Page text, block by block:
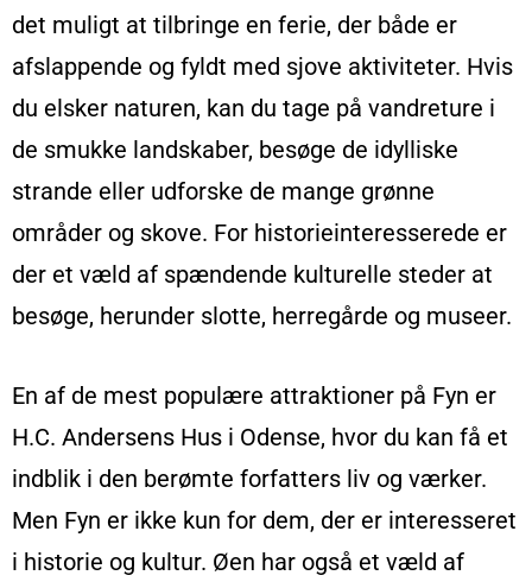
det muligt at tilbringe en ferie, der både er
afslappende og fyldt med sjove aktiviteter. Hvis
du elsker naturen, kan du tage på vandreture i
de smukke landskaber, besøge de idylliske
strande eller udforske de mange grønne
områder og skove. For historieinteresserede er
der et væld af spændende kulturelle steder at
besøge, herunder slotte, herregårde og museer.
En af de mest populære attraktioner på Fyn er
H.C. Andersens Hus i Odense, hvor du kan få et
indblik i den berømte forfatters liv og værker.
Men Fyn er ikke kun for dem, der er interesseret
i historie og kultur. Øen har også et væld af